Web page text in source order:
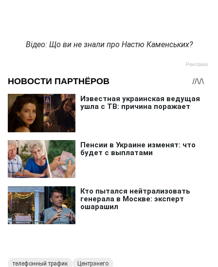
Відео: Що ви не знали про Настю Каменських?
телефонный трафик Центрэнего